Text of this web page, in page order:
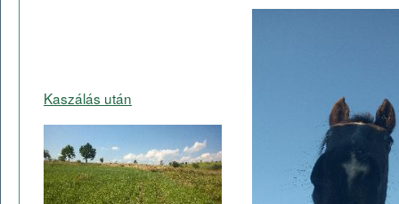
Kaszálás után